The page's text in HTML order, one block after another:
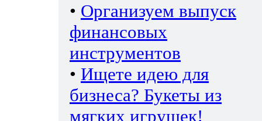
• Организуем выпуск
финансовых
инструментов
• Ищете идею для
бизнеса? Букеты из
мягких игрушек!